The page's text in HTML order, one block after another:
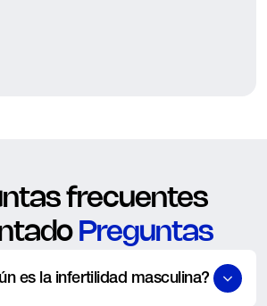
frecuentes
Preguntas
es la infertilidad masculina?